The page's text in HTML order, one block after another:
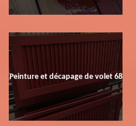
Peinture et décapage de volet 68